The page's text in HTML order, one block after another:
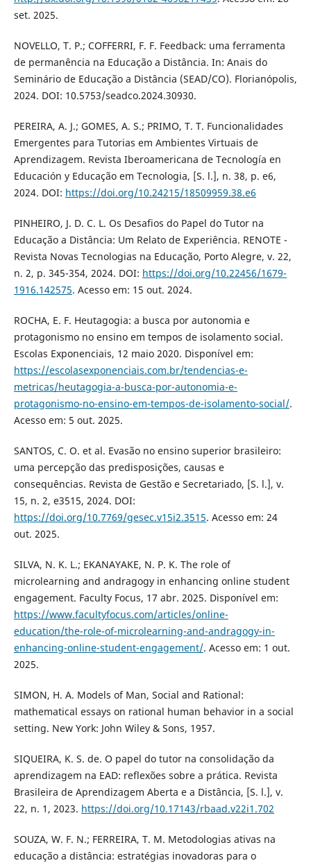
set. 2025.
NOVELLO, T. P.; COFFERRI, F. F. Feedback: uma ferramenta
de permanência na Educação a Distância. In: Anais do
Seminário de Educação a Distância (SEAD/CO). Florianópolis,
2024. DOI: 10.5753/seadco.2024.30930.
PEREIRA, A. J.; GOMES, A. S.; PRIMO, T. T. Funcionalidades
Emergentes para Tutorias em Ambientes Virtuais de
Aprendizagem. Revista Iberoamericana de Tecnología en
Educación y Educação em Tecnologia, [S. l.], n. 38, p. e6,
2024. DOI: https://doi.org/10.24215/18509959.38.e6
PINHEIRO, J. D. C. L. Os Desafios do Papel do Tutor na
Educação a Distância: Um Relato de Experiência. RENOTE -
Revista Novas Tecnologias na Educação, Porto Alegre, v. 22,
n. 2, p. 345-354, 2024. DOI: https://doi.org/10.22456/1679-
1916.142575. Acesso em: 15 out. 2024.
ROCHA, E. F. Heutagogia: a busca por autonomia e
protagonismo no ensino em tempos de isolamento social.
Escolas Exponenciais, 12 maio 2020. Disponível em:
https://escolasexponenciais.com.br/tendencias-e-
metricas/heutagogia-a-busca-por-autonomia-e-
protagonismo-no-ensino-em-tempos-de-isolamento-social/.
Acesso em: 5 out. 2025.
SANTOS, C. O. et al. Evasão no ensino superior brasileiro:
uma percepção das predisposições, causas e
consequências. Revista de Gestão e Secretariado, [S. l.], v.
15, n. 2, e3515, 2024. DOI:
https://doi.org/10.7769/gesec.v15i2.3515. Acesso em: 24
out. 2025.
SILVA, N. K. L.; EKANAYAKE, N. P. K. The role of
microlearning and andragogy in enhancing online student
engagement. Faculty Focus, 17 abr. 2025. Disponível em:
https://www.facultyfocus.com/articles/online-
education/the-role-of-microlearning-and-andragogy-in-
enhancing-online-student-engagement/. Acesso em: 1 out.
2025.
SIMON, H. A. Models of Man, Social and Rational:
mathematical essays on rational human behavior in a social
setting. New York: John Wiley & Sons, 1957.
SIQUEIRA, K. S. de. O papel do tutor na consolidação da
aprendizagem na EAD: reflexões sobre a prática. Revista
Brasileira de Aprendizagem Aberta e a Distância, [S. l.], v.
22, n. 1, 2023. https://doi.org/10.17143/rbaad.v22i1.702
SOUZA, W. F. N.; FERREIRA, T. M. Metodologias ativas na
educação a distância: estratégias inovadoras para o